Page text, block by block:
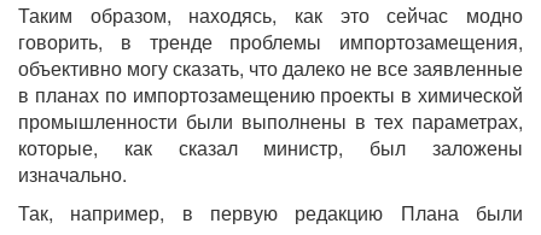
Таким образом, находясь, как это сейчас модно
говорить, в тренде проблемы импортозамещения,
объективно могу сказать, что далеко не все заявленные
в планах по импортозамещению проекты в химической
промышленности были выполнены в тех параметрах,
которые, как сказал министр, был заложены
изначально.
Так, например, в первую редакцию Плана были